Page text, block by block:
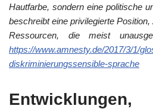
Hautfarbe, sondern eine politische
beschreibt eine privilegierte
Ressourcen, die meist
https://www.amnesty.de/2017/3/1/
diskriminierungssensible-sprache